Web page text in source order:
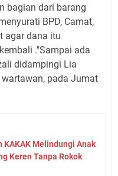
bagian dari barang
BPD, Camat,
agar dana itu
."Sampai ada
didampingi Lia
pada Jumat
KAKAK Melindungi Anak
Keren Tanpa Rokok